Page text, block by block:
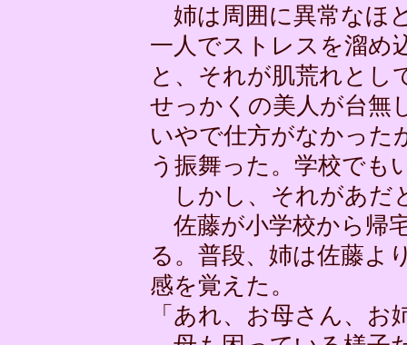
姉は周囲に異常なほ
一人でストレスを溜め
と、それが肌荒れとし
せっかくの美人が台無
いやで仕方がなかった
う振舞った。学校でも
しかし、それがあだ
佐藤が小学校から帰
る。普段、姉は佐藤よ
感を覚えた。
「あれ、お母さん、